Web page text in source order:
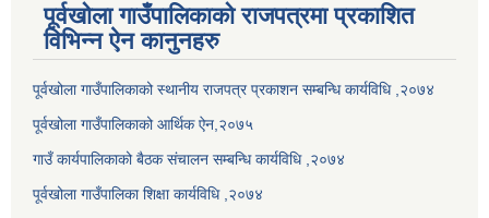
पूर्वखोला गाउँपालिकाको राजपत्रमा प्रकाशित
विभिन्न ऐन कानुनहरु
पूर्वखोला गाउँपालिकाको स्थानीय राजपत्र प्रकाशन सम्बन्धि कार्यविधि ,२०७४
पूर्वखोला गाउँपालिकाको आर्थिक ऐन,२०७५
गाउँ कार्यपालिकाको बैठक संचालन सम्बन्धि कार्यविधि ,२०७४
पूर्वखोला गाउँपालिका शिक्षा कार्यविधि ,२०७४